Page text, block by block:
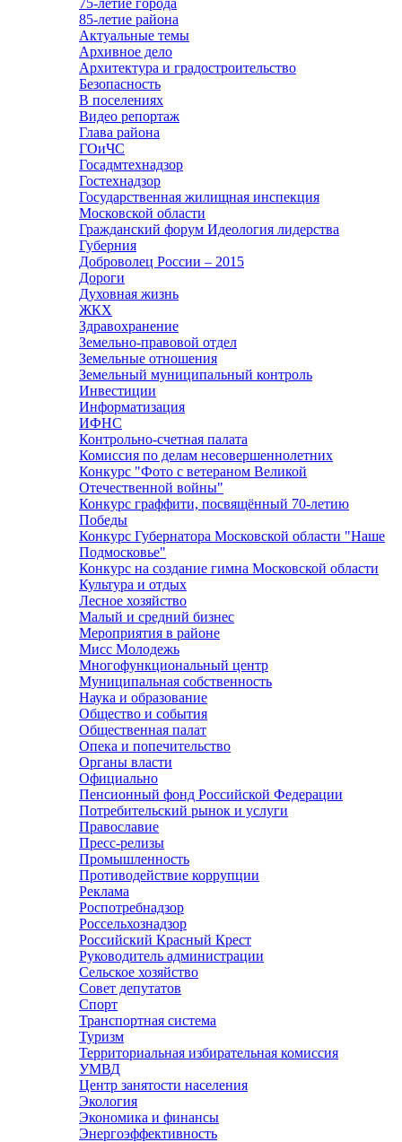
75-летие города
85-летие района
Актуальные темы
Архивное дело
Архитектура и градостроительство
Безопасность
В поселениях
Видео репортаж
Глава района
ГОиЧС
Госадмтехнадзор
Гостехнадзор
Государственная жилищная инспекция
Московской области
Гражданский форум Идеология лидерства
Губерния
Доброволец России – 2015
Дороги
Духовная жизнь
ЖКХ
Здравохранение
Земельно-правовой отдел
Земельные отношения
Земельный муниципальный контроль
Инвестиции
Информатизация
ИФНС
Контрольно-счетная палата
Комиссия по делам несовершеннолетних
Конкурс "Фото с ветераном Великой
Отечественной войны"
Конкурс граффити, посвящённый 70-летию
Победы
Конкурс Губернатора Московской области "Наше
Подмосковье"
Конкурс на создание гимна Московской области
Культура и отдых
Лесное хозяйство
Малый и средний бизнес
Мероприятия в районе
Мисс Молодежь
Многофункциональный центр
Муниципальная собственность
Наука и образование
Общество и события
Общественная палат
Опека и попечительство
Органы власти
Официально
Пенсионный фонд Российской Федерации
Потребительский рынок и услуги
Православие
Пресс-релизы
Промышленность
Противодействие коррупции
Реклама
Роспотребнадзор
Россельхознадзор
Российский Красный Крест
Руководитель администрации
Сельское хозяйство
Совет депутатов
Спорт
Транспортная система
Туризм
Территориальная избирательная комиссия
УМВД
Центр занятости населения
Экология
Экономика и финансы
Энергоэффективность